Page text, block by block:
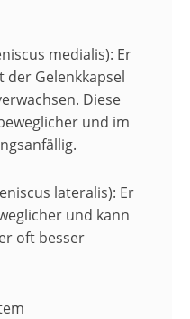
medialis): Er
der Gelenkkapsel
Diese
und im
lateralis): Er
und kann
oft besser